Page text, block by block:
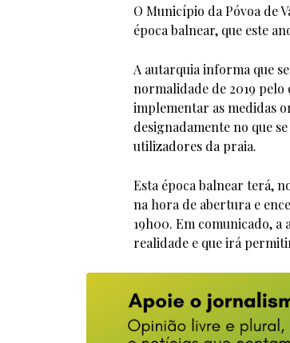
O Município da Póvoa de
época balnear, que este
A autarquia informa que
normalidade de 2019 pelo
implementar as medidas
designadamente no que
utilizadores da praia.
Esta época balnear terá,
na hora de abertura e
19h00. Em comunicado,
realidade e que irá